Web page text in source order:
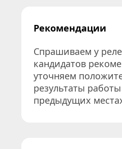
Рекомендации
Спрашиваем у
кандидатов
уточняем
результаты
предыдущих